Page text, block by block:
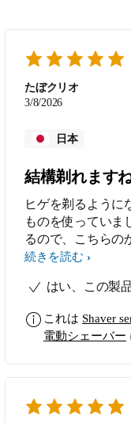
たぼクリオ
3/8/2026
日本
結構剃れます
ヒゲを剃るように
ものを使っていま
るので、こちらの
ものを購入しまし
◯ダッシュに換え
で、
に回転刃PT764/
使っています。
で重宝しています
続きを読む
はい、この製
これは Shaver
電動シェーバー